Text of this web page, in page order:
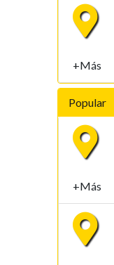
+Más
Popular
+Más